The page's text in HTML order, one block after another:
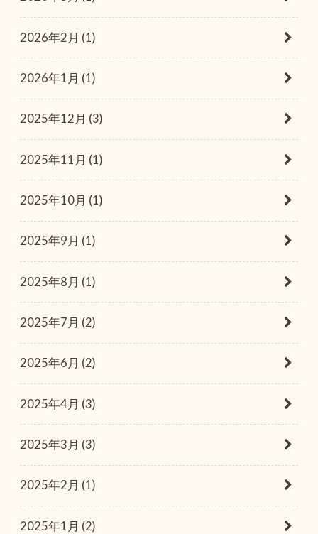
2026年2月 (1)
2026年1月 (1)
2025年12月 (3)
2025年11月 (1)
2025年10月 (1)
2025年9月 (1)
2025年8月 (1)
2025年7月 (2)
2025年6月 (2)
2025年4月 (3)
2025年3月 (3)
2025年2月 (1)
2025年1月 (2)